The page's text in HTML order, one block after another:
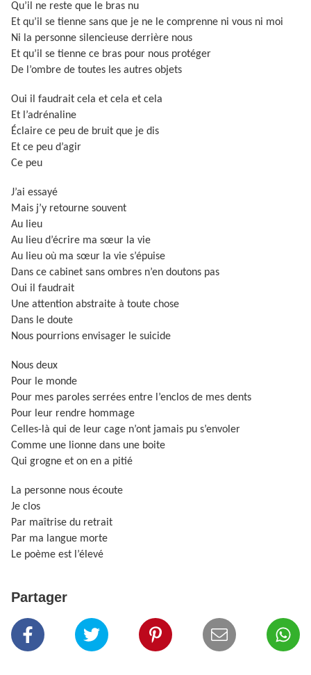
Qu’il ne reste que le bras nu
Et qu’il se tienne sans que je ne le comprenne ni vous ni moi
Ni la personne silencieuse derrière nous
Et qu’il se tienne ce bras pour nous protéger
De l’ombre de toutes les autres objets
Oui il faudrait cela et cela et cela
Et l’adrénaline
Éclaire ce peu de bruit que je dis
Et ce peu d’agir
Ce peu
J’ai essayé
Mais j’y retourne souvent
Au lieu
Au lieu d’écrire ma sœur la vie
Au lieu où ma sœur la vie s’épuise
Dans ce cabinet sans ombres n’en doutons pas
Oui il faudrait
Une attention abstraite à toute chose
Dans le doute
Nous pourrions envisager le suicide
Nous deux
Pour le monde
Pour mes paroles serrées entre l’enclos de mes dents
Pour leur rendre hommage
Celles-là qui de leur cage n’ont jamais pu s’envoler
Comme une lionne dans une boite
Qui grogne et on en a pitié
La personne nous écoute
Je clos
Par maîtrise du retrait
Par ma langue morte
Le poème est l’élevé
Partager